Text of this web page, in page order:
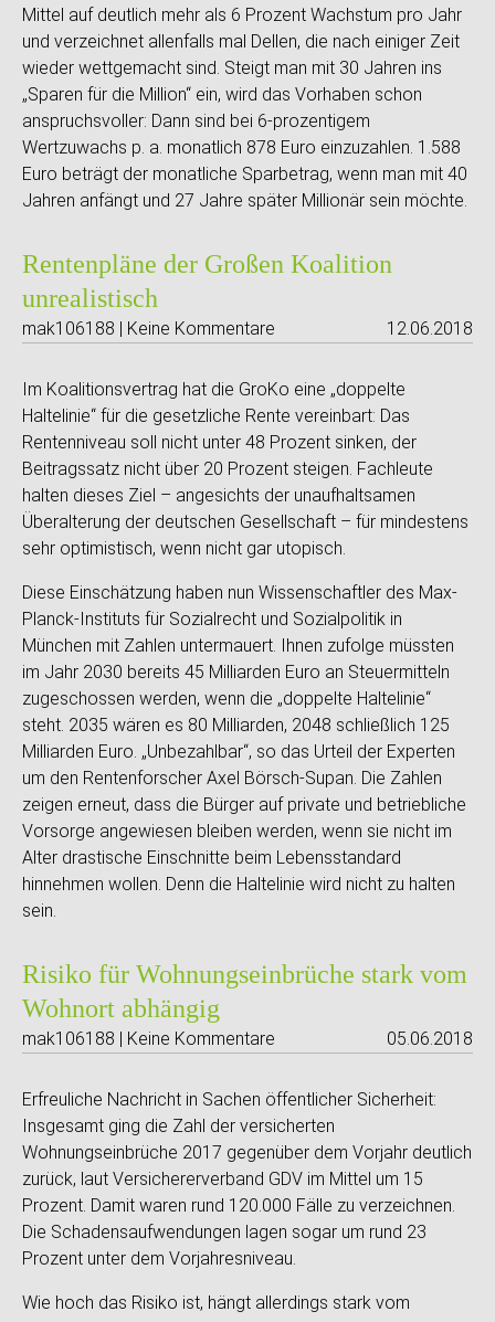
Mittel auf deutlich mehr als 6 Prozent Wachstum pro Jahr
und verzeichnet allenfalls mal Dellen, die nach einiger Zeit
wieder wettgemacht sind. Steigt man mit 30 Jahren ins
„Sparen für die Million“ ein, wird das Vorhaben schon
anspruchsvoller: Dann sind bei 6-prozentigem
Wertzuwachs p. a. monatlich 878 Euro einzuzahlen. 1.588
Euro beträgt der monatliche Sparbetrag, wenn man mit 40
Jahren anfängt und 27 Jahre später Millionär sein möchte.
Rentenpläne der Großen Koalition
unrealistisch
mak106188 | Keine Kommentare 12.06.2018
Im Koalitionsvertrag hat die GroKo eine „doppelte
Haltelinie“ für die gesetzliche Rente vereinbart: Das
Rentenniveau soll nicht unter 48 Prozent sinken, der
Beitragssatz nicht über 20 Prozent steigen. Fachleute
halten dieses Ziel – angesichts der unaufhaltsamen
Überalterung der deutschen Gesellschaft – für mindestens
sehr optimistisch, wenn nicht gar utopisch.
Diese Einschätzung haben nun Wissenschaftler des Max-
Planck-Instituts für Sozialrecht und Sozialpolitik in
München mit Zahlen untermauert. Ihnen zufolge müssten
im Jahr 2030 bereits 45 Milliarden Euro an Steuermitteln
zugeschossen werden, wenn die „doppelte Haltelinie“
steht. 2035 wären es 80 Milliarden, 2048 schließlich 125
Milliarden Euro. „Unbezahlbar“, so das Urteil der Experten
um den Rentenforscher Axel Börsch-Supan. Die Zahlen
zeigen erneut, dass die Bürger auf private und betriebliche
Vorsorge angewiesen bleiben werden, wenn sie nicht im
Alter drastische Einschnitte beim Lebensstandard
hinnehmen wollen. Denn die Haltelinie wird nicht zu halten
sein.
Risiko für Wohnungseinbrüche stark vom
Wohnort abhängig
mak106188 | Keine Kommentare 05.06.2018
Erfreuliche Nachricht in Sachen öffentlicher Sicherheit:
Insgesamt ging die Zahl der versicherten
Wohnungseinbrüche 2017 gegenüber dem Vorjahr deutlich
zurück, laut Versichererverband GDV im Mittel um 15
Prozent. Damit waren rund 120.000 Fälle zu verzeichnen.
Die Schadensaufwendungen lagen sogar um rund 23
Prozent unter dem Vorjahresniveau.
Wie hoch das Risiko ist, hängt allerdings stark vom